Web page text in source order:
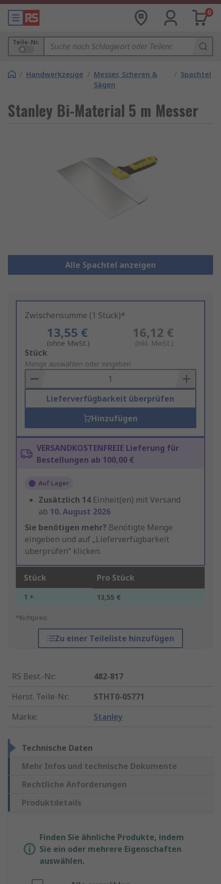
0
Teile-Nr.
/ Handwerkzeuge / Messer, Scheren &
Sägen
/ Spachtel
Stanley Bi-Material 5 m Messer
Alle Spachtel anzeigen
Zwischensumme (1 Stück)*
13,55 €
(ohne MwSt.)
16,12 €
(inkl. MwSt.)
Add
to
Basket
Stück
Menge auswählen oder eingeben
Lieferverfügbarkeit überprüfen
Hinzufügen
VERSANDKOSTENFREIE Lieferung für
Bestellungen ab 100,00 €
Auf Lager
Zusätzlich 14 Einheit(en) mit Versand
ab 10. August 2026
Sie benötigen mehr? Benötigte Menge
eingeben und auf „Lieferverfügbarkeit
überprüfen“ klicken.
Stück Pro Stück
1 + 13,55 €
*Richtpreis
Zu einer Teileliste hinzufügen
RS Best.-Nr.:
482-817
Herst. Teile-Nr.:
STHT0-05771
Marke: Stanley
Technische Daten
Mehr Infos und technische Dokumente
Rechtliche Anforderungen
Produktdetails
Finden Sie ähnliche Produkte, indem
Sie ein oder mehrere Eigenschaften
auswählen.